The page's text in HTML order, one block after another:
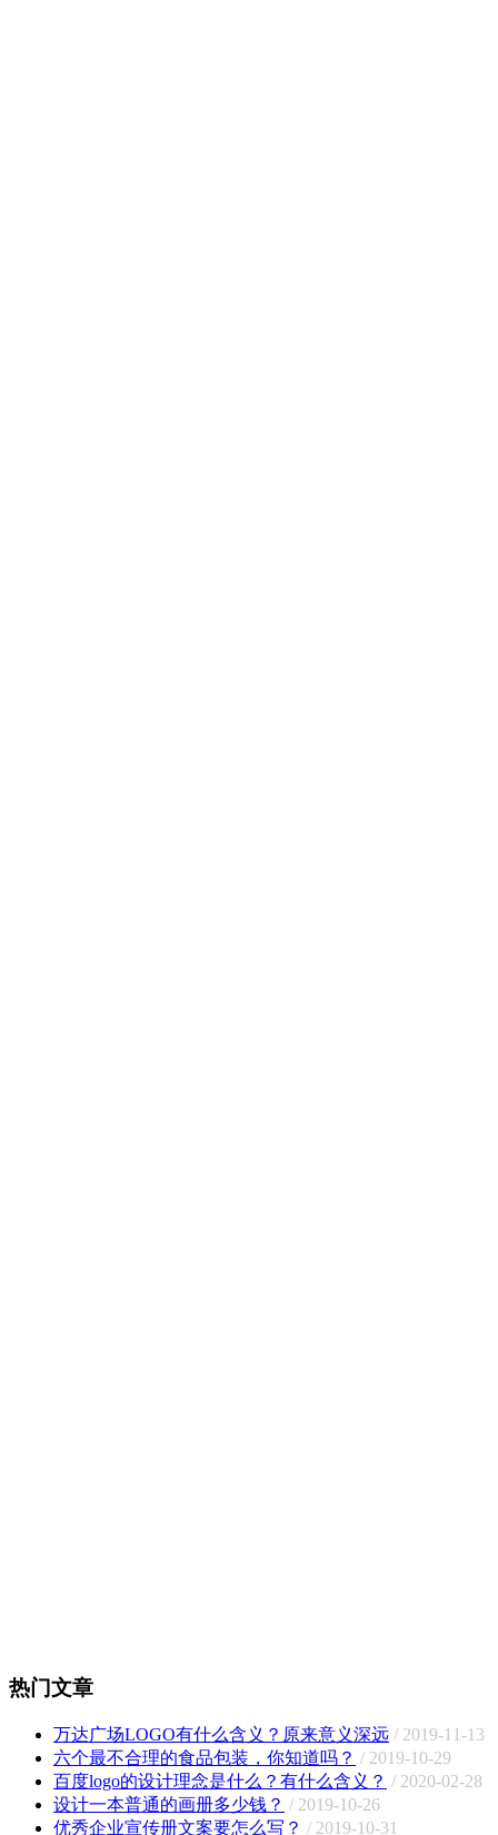
热门文章
万达广场LOGO有什么含义？原来意义深远 / 2019-11-13
六个最不合理的食品包装，你知道吗？ / 2019-10-29
百度logo的设计理念是什么？有什么含义？ / 2020-02-28
设计一本普通的画册多少钱？ / 2019-10-26
优秀企业宣传册文案要怎么写？ / 2019-10-31